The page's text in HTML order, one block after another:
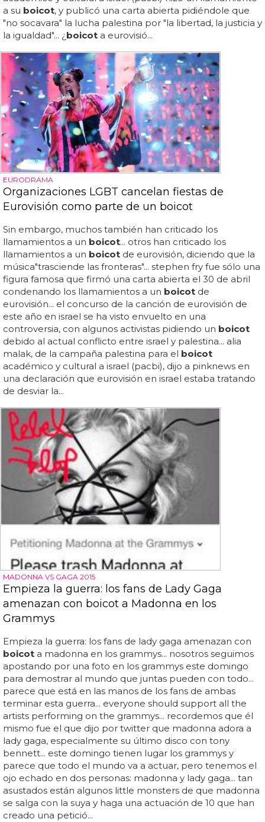
a su boicot, y publicó una carta abierta pidiéndole que
"no socavara" la lucha palestina por "la libertad, la justicia y
la igualdad"... ¿ boicot a eurovisió...
EURODRAMA
Organizaciones LGBT cancelan fiestas de
Eurovisión como parte de un boicot
Sin embargo, muchos también han criticado los
llamamientos a un boicot... otros han criticado los
llamamientos a un boicot de eurovisión, diciendo que la
música"trasciende las fronteras"... stephen fry fue sólo una
figura famosa que firmó una carta abierta el 30 de abril
condenando los llamamientos a un boicot de
eurovisión... el concurso de la canción de eurovisión de
este año en israel se ha visto envuelto en una
controversia, con algunos activistas pidiendo un boicot
debido al actual conflicto entre israel y palestina... alia
malak, de la campaña palestina para el boicot
académico y cultural a israel (pacbi), dijo a pinknews en
una declaración que eurovisión en israel estaba tratando
de desviar la...
MADONNA VS GAGA 2015
Empieza la guerra: los fans de Lady Gaga
amenazan con boicot a Madonna en los
Grammys
Empieza la guerra: los fans de lady gaga amenazan con
boicot a madonna en los grammys... nosotros seguimos
apostando por una foto en los grammys este domingo
para demostrar al mundo que juntas pueden con todo...
parece que está en las manos de los fans de ambas
terminar esta guerra... everyone should support all the
artists performing on the grammys... recordemos que él
mismo fue el que dijo por twitter que madonna adora a
lady gaga, especialmente su último disco con tony
bennett... este domingo tienen lugar los grammys y
parece que todo el mundo va a actuar, pero tenemos el
ojo echado en dos personas: madonna y lady gaga... tan
asustados están algunos little monsters de que madonna
se salga con la suya y haga una actuación de 10 que han
creado una petició...